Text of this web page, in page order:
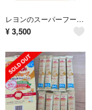
レヨンのスーパーフード #便秘知らず肌荒れ知らず 日焼け止め付き
¥ 3,500